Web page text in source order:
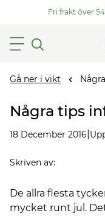
Fri frakt över
Gå ner i vikt
Några tips
18 December 2016
Skriven av:
De allra flesta
mycket runt jul.